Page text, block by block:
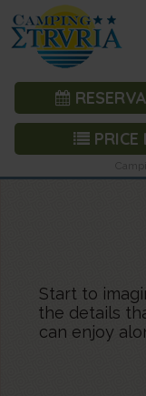
PRICE
Start to
the details
can enjoy